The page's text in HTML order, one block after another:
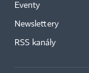
Eventy
Newslettery
RSS kanály